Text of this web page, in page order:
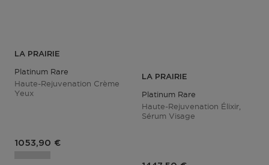
LA PRAIRIE
Platinum Rare
Haute-Rejuvenation Crème
Yeux
Prix du produit
1053,90 €
LA PRAIRIE
Platinum Rare
Haute-Rejuvenation Élixir,
Sérum Visage